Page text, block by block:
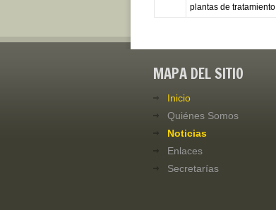
plantas de tratamiento
MAPA DEL SITIO
Inicio
Quiénes Somos
Noticias
Enlaces
Secretarías